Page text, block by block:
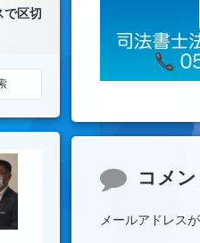
コメント
コメ
メールアドレス
で区切